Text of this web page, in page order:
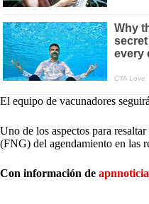
El equipo de vacunadores
Uno de los aspectos para
(FNG) del agendamiento en las
Con información de